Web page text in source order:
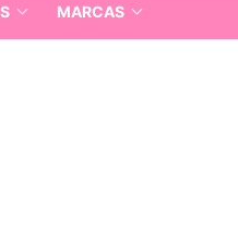
MARCAS